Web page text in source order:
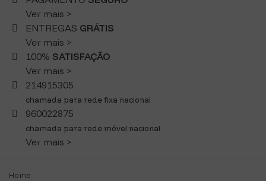
Ver mais >
ENTREGAS GRÁTIS
Ver mais >
100% SATISFAÇÃO
Ver mais >
214915305
chamada para rede fixa nacional
960022875
chamada para rede móvel nacional
Ver mais >
Home